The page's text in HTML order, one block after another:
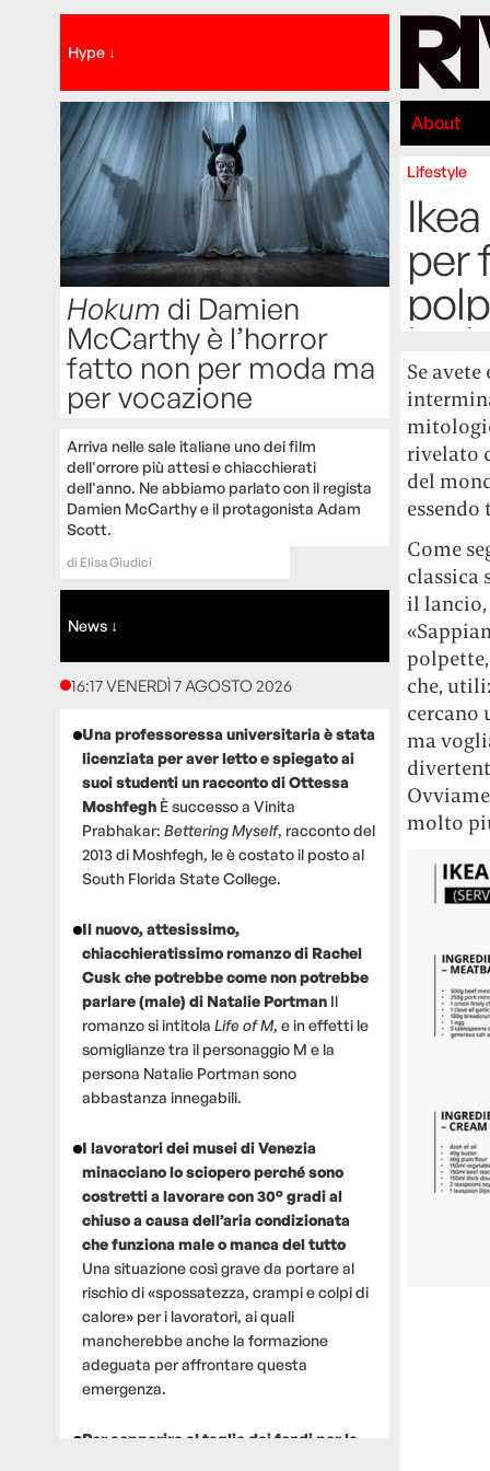
Hype ↓
Hokum di Damien
McCarthy è l’horror
fatto non per moda ma
per vocazione
Arriva nelle sale italiane uno dei film
dell'orrore più attesi e chiacchierati
dell'anno. Ne abbiamo parlato con il regista
Damien McCarthy e il protagonista Adam
Scott.
di Elisa Giudici
News ↓
16:17 VENERDÌ 7 AGOSTO 2026
Una professoressa universitaria è stata
licenziata per aver letto e spiegato ai
suoi studenti un racconto di Ottessa
Moshfegh È successo a Vinita
Prabhakar: Bettering Myself, racconto del
2013 di Moshfegh, le è costato il posto al
South Florida State College.
Il nuovo, attesissimo,
chiacchieratissimo romanzo di Rachel
Cusk che potrebbe come non potrebbe
parlare (male) di Natalie Portman Il
romanzo si intitola Life of M, e in effetti le
somiglianze tra il personaggio M e la
persona Natalie Portman sono
abbastanza innegabili.
I lavoratori dei musei di Venezia
minacciano lo sciopero perché sono
costretti a lavorare con 30° gradi al
chiuso a causa dell’aria condizionata
che funziona male o manca del tutto
Una situazione così grave da portare al
rischio di «spossatezza, crampi e colpi di
calore» per i lavoratori, ai quali
mancherebbe anche la formazione
adeguata per affrontare questa
emergenza.
Per sopperire al taglio dei fondi per la
About
Lifestyle
per
Se
rivelato
del
Come
classica
il lancio,
che,
cercano
ma
molto